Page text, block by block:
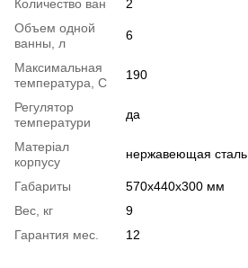
Количество ван
2
Объем одной
ванны, л
6
Максимальная
температура, С
190
Регулятор
температури
да
Матеріал
корпусу
нержавеющая сталь
Габариты
570х440х300 мм
Вес, кг
9
Гарантия мес.
12